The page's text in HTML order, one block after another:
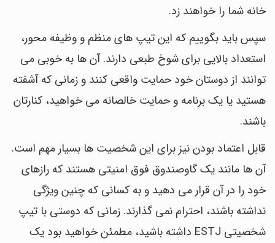
خانه شما را خواهند زد.
سپس باید بگوییم که این تیپ های منظم و وظیفه محور،
استعداد بالایی برای شوخ طبعی دارند. آن ها به خوبی می
توانند از دوستان خود حمایت واقعی کنند و زمانی که آشفته
هستید یا یک برنامه و حمایت خالصانه می خواهید، کنارتان
باشند.
قابل اعتماد بودن نیز برای این شخصیت ها بسیار مهم است.
آن ها مانند یک گاوصندوق فوق امنیتی هستند که رازهای
خود را در آن قرار می دهید و به کسانی که چنین ویژگی
نداشته باشند، احترام نمی گذارند. زمانی که دوستی با تیپ
شخصیتی ESTJ داشته باشید، مطمئن خواهید بود یک